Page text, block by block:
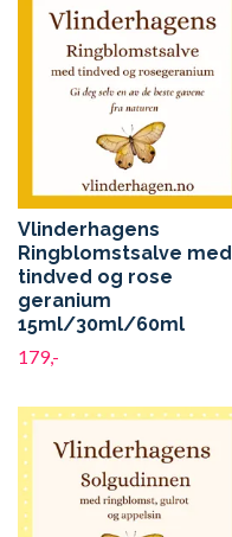
Vlinderhagens
Ringblomstsalve med
tindved og rose
geranium
15ml/30ml/60ml
179,-